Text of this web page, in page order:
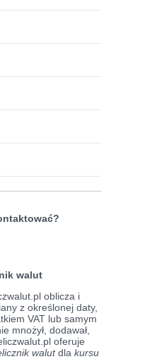
walut
oblicza i
z określonej daty,
VAT lub samym
mnożył, dodawał,
oferuje
walutdla kursu